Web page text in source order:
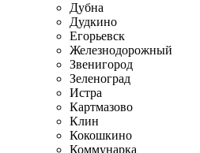
Дубна
Дудкино
Егорьевск
Железнодорожный
Звенигород
Зеленоград
Истра
Картмазово
Клин
Кокошкино
Коммунарка